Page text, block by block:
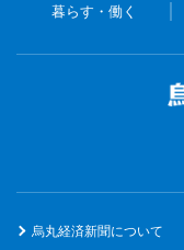
暮らす・働く
烏丸経済新聞について